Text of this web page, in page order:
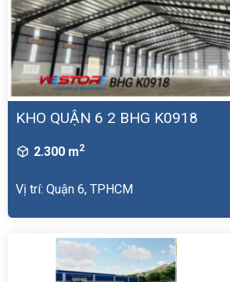
KHO QUẬN 6 2 BHG K0918
2.300 m2
Vị trí: Quận 6, TPHCM